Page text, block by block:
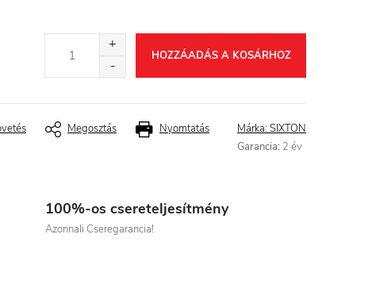
HOZZÁADÁS A KOSÁRHOZ
Nyomtatás
Megosztás Márka: SIXTON
Garancia: 2 év
100%-os csereteljesítmény
Azonnali Cseregarancia!